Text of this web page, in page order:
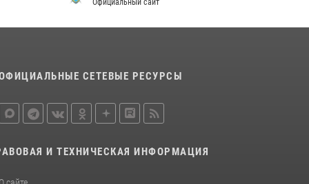
Официальный сайт
СЕТЕВЫЕ РЕСУРСЫ
И ТЕХНИЧЕСКАЯ ИНФОРМАЦИЯ